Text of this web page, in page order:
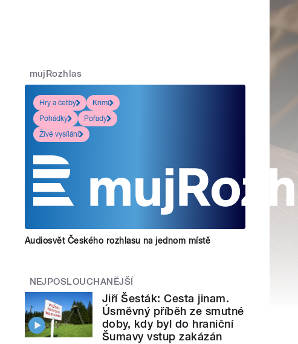
mujRozhlas
Hry a četby
Krimi
Pohádky
Pořady
Živé vysílání
Audiosvět Českého rozhlasu na jednom místě
NEJPOSLOUCHANĚJŠÍ
Jiří Šesták: Cesta jinam.
Úsměvný příběh ze smutné
doby, kdy byl do hraniční
Šumavy vstup zakázán